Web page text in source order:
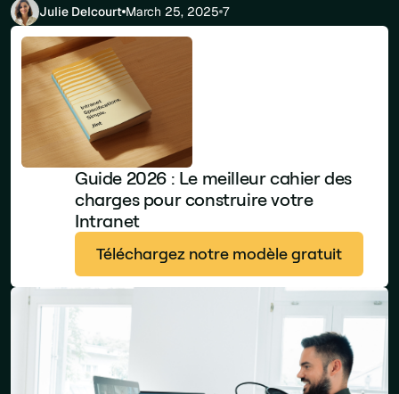
Julie Delcourt March 25, 2025 7
Guide 2026 : Le meilleur cahier des
charges pour construire votre
Intranet
Téléchargez notre modèle gratuit